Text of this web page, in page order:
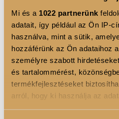
Mi és a 1022 partnerünk
adatait, így például az Ön IP-
használva, mint a sütik,
hozzáférünk az Ön adataihoz
személyre szabott
és tartalommérést,
termékfejlesztéseket
arról, hogy ki használja az
Kinek ajánljuk?
A LUXOYA Premium Whey
ideális választás:
rendszeresen sportolóknak,